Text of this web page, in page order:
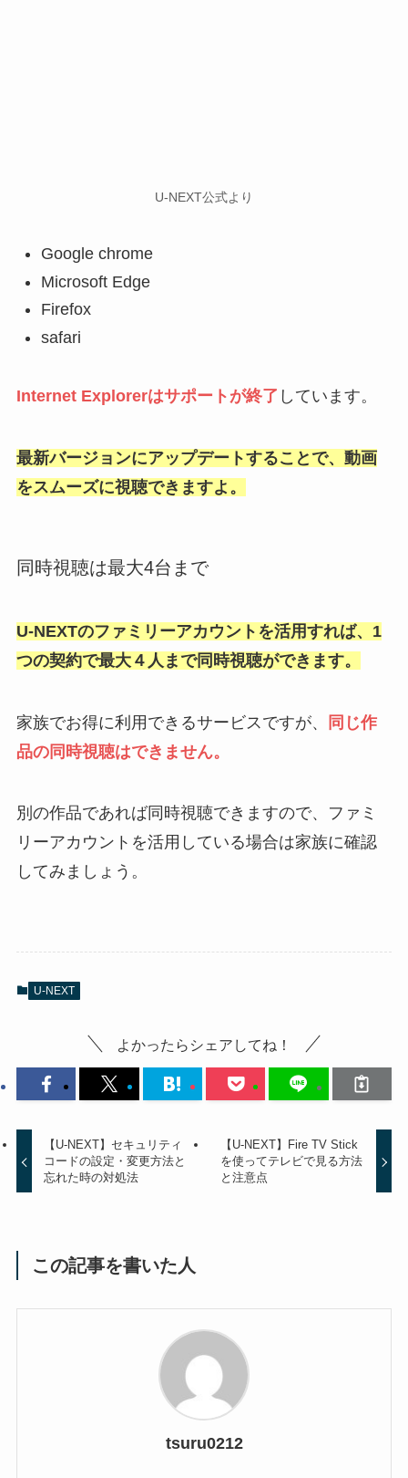
U-NEXT公式より
Google chrome
Microsoft Edge
Firefox
safari
Internet Explorerはサポートが終了 しています。
最新バージョンにアップデートすることで、動画
をスムーズに視聴できますよ。
同時視聴は最大4台まで
U-NEXTのファミリーアカウントを活用すれば、1
つの契約で最大４人まで同時視聴ができます。
家族でお得に利用できるサービスですが、
同じ作
品の同時視聴はできません。
別の作品であれば同時視聴できますので、ファミ
リーアカウントを活用している場合は家族に確認
してみましょう。
U-NEXT
よかったらシェアしてね！
【U-NEXT】セキュリティ
コードの設定・変更方法と
忘れた時の対処法
【U-NEXT】Fire TV Stick
を使ってテレビで見る方法
と注意点
この記事を書いた人
tsuru0212